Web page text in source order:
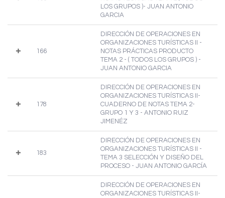
LOS GRUPOS )- JUAN ANTONIO
GARCIA
166
DIRECCIÓN DE OPERACIONES EN
ORGANIZACIONES TURÍSTICAS II -
NOTAS PRÁCTICAS PRODUCTO
TEMA 2 - ( TODOS LOS GRUPOS ) -
JUAN ANTONIO GARCIA
178
DIRECCIÓN DE OPERACIONES EN
ORGANIZACIONES TURÍSTICAS II-
CUADERNO DE NOTAS TEMA 2-
GRUPO 1 Y 3 - ANTONIO RUIZ
JIMENÉZ
183
DIRECCIÓN DE OPERACIONES EN
ORGANIZACIONES TURÍSTICAS II -
TEMA 3 SELECCIÓN Y DISEÑO DEL
PROCESO - JUAN ANTONIO GARCÍA
DIRECCIÓN DE OPERACIONES EN
ORGANIZACIONES TURÍSTICAS II-